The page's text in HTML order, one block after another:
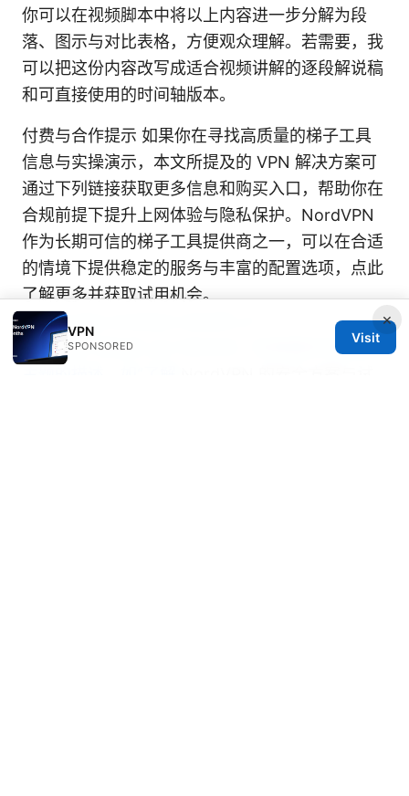
你可以在视频脚本中将以上内容进一步分解为段
落、图示与对比表格，方便观众理解。若需要，我
可以把这份内容改写成适合视频讲解的逐段解说稿
和可直接使用的时间轴版本。
付费与合作提示 如果你在寻找高质量的梯子工具
信息与实操演示，本文所提及的 VPN 解决方案可
通过下列链接获取更多信息和购买入口，帮助你在
合规前提下提升上网体验与隐私保护。NordVPN
作为长期可信的梯子工具提供商之一，可以在合适
的情境下提供稳定的服务与丰富的配置选项，点此
了解更多并获取试用机会。
[https://go.nordvpn.net/aff_c?
offer_id=15&aff_id=132441]（文本显示为适合本
×
VPN
SPONSORED
Visit